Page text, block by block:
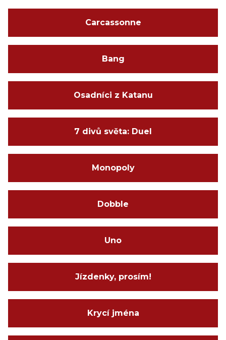
Carcassonne
Bang
Osadníci z Katanu
7 divů světa: Duel
Monopoly
Dobble
Uno
Jízdenky, prosím!
Krycí jména